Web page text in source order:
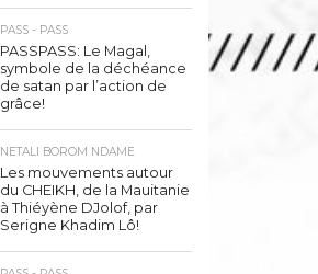
PASS - PASS
PASSPASS: Le Magal,
symbole de la déchéance
de satan par l’action de
grâce!
NETALI BOROM NDAME
Les mouvements autour
du CHEIKH, de la Mauitanie
à Thiéyène DJolof, par
Serigne Khadim Lô!